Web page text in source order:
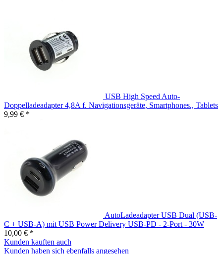
USB High Speed Auto-
Doppelladeadapter 4,8A f. Navigationsgeräte, Smartphones., Tablets
9,99 € *
AutoLadeadapter USB Dual (USB-
C + USB-A) mit USB Power Delivery USB-PD - 2-Port - 30W
10,00 € *
Kunden kauften auch
Kunden haben sich ebenfalls angesehen